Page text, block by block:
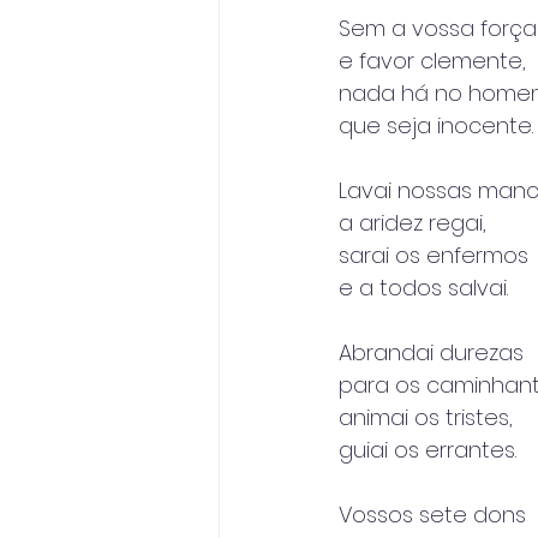
Sem a vossa força
e favor clemente,
nada há no
que seja inocente.
Lavai nossas
a aridez regai,
sarai os enfermos
e a todos salvai.
Abrandai durezas
para os
animai os tristes,
guiai os errantes.
Vossos sete dons